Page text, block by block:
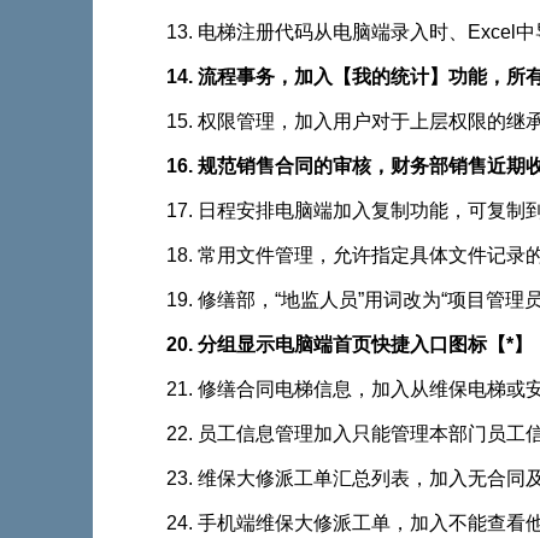
13. 电梯注册代码从电脑端录入时、Excel中
14. 流程事务，加入【我的统计】功能
15. 权限管理，加入用户对于上层权限的继
16. 规范销售合同的审核，财务部销售近期
17. 日程安排电脑端加入复制功能，可复制
18. 常用文件管理，允许指定具体文件记录
19. 修缮部，“地监人员”用词改为“项目管理
20. 分组显示电脑端首页快捷入口图标【*】
21. 修缮合同电梯信息，加入从维保电梯
22. 员工信息管理加入只能管理本部门员工信
23. 维保大修派工单汇总列表，加入无合
24. 手机端维保大修派工单，加入不能查看